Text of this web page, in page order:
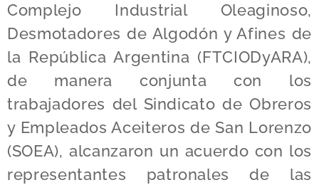
Complejo Industrial Oleaginoso,
Desmotadores de Algodón y Afines de
la República Argentina (FTCIODyARA),
de manera conjunta con los
trabajadores del Sindicato de Obreros
y Empleados Aceiteros de San Lorenzo
(SOEA), alcanzaron un acuerdo con los
representantes patronales de las